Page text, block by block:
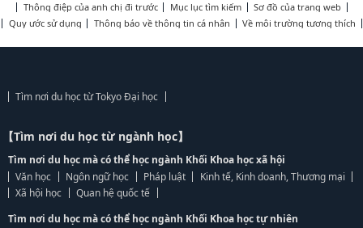
Thông điệp của anh chị đi trước
Mục lục tìm kiếm
Sơ đồ của trang web
Quy ước sử dụng
Thông báo về thông tin cá nhân Về môi trường tương thích
Tìm nơi du học từ Tokyo Đại học
【Tìm nơi du học từ ngành học】
Tìm nơi du học mà có thể học ngành Khối Khoa học xã hội
Văn học
Ngôn ngữ học Pháp luật
Kinh tế, Kinh doanh, Thương mại
Xã hội học
Quan hệ quốc tế
Tìm nơi du học mà có thể học ngành Khối Khoa học tự nhiên